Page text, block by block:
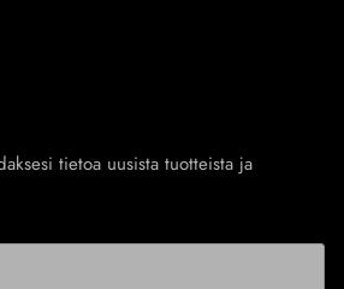
tietoa uusista tuotteista ja